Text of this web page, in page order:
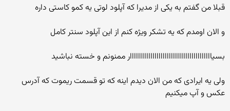
قبلا من گفتم به یکی از مدیرا که آپلود لوتی یه کمو کاستی داره
و الان اومدم که یه تشکر ویژه کنم از این آپلود سنتر کامل
بسیاااااااااااااااااااااااااااااااااااااااار ممنونم و خسته نباشید
ولی یه ایرادی که من الان دیدم اینه که تو قسمت ریموت که آدرس
عکس و آپ میکنیم